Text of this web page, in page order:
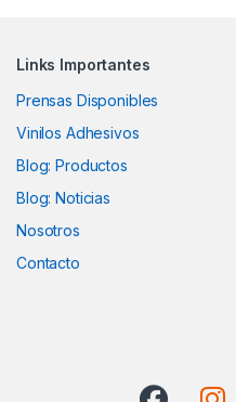
Links Importantes
Prensas Disponibles
Vinilos Adhesivos
Blog: Productos
Blog: Noticias
Nosotros
Contacto